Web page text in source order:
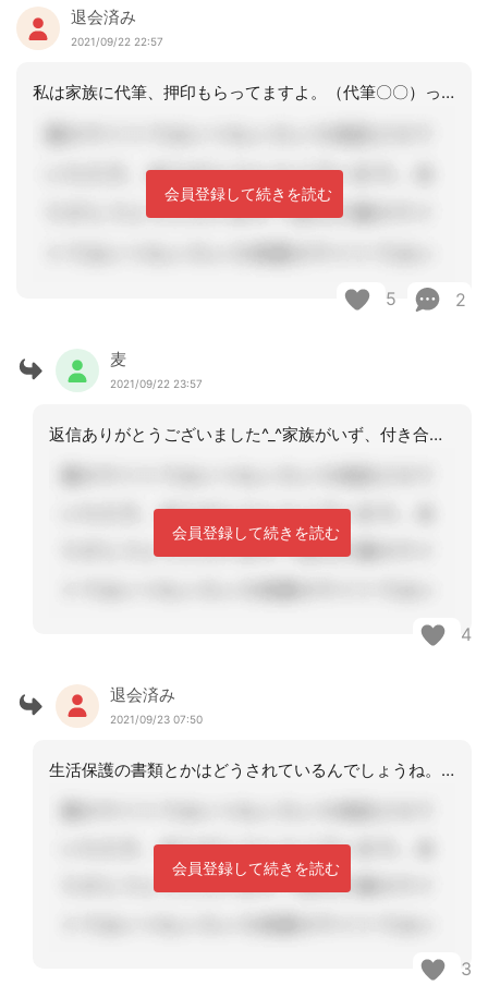
退会済み
2021/09/22 22:57
私は家族に代筆、押印もらってますよ。（代筆〇〇）って書いてもらってます。
会員登録して続きを読む
5 2
麦
2021/09/22 23:57
返信ありがとうございました^_^家族がいず、付き合いなく、孤立している方です。
会員登録して続きを読む
4
退会済み
2021/09/23 07:50
生活保護の書類とかはどうされているんでしょうね。文盲でも判断能力あるならひらがな
会員登録して続きを読む
3